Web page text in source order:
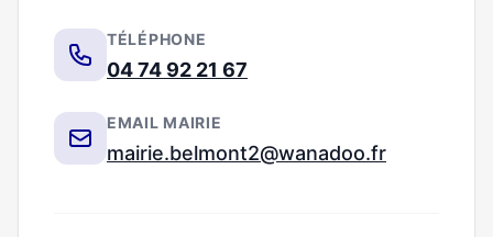
TÉLÉPHONE
04 74 92 21 67
EMAIL MAIRIE
mairie.belmont2@wanadoo.fr